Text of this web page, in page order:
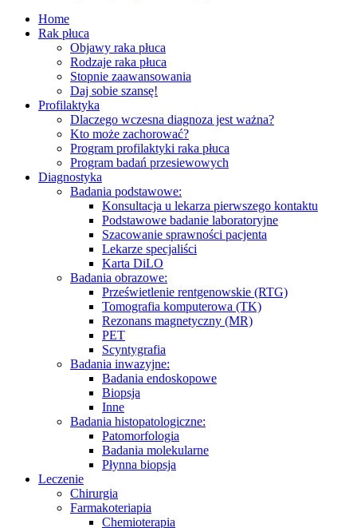
Home
Rak płuca
Objawy raka płuca
Rodzaje raka płuca
Stopnie zaawansowania
Daj sobie szansę!
Profilaktyka
Dlaczego wczesna diagnoza jest ważna?
Kto może zachorować?
Program profilaktyki raka płuca
Program badań przesiewowych
Diagnostyka
Badania podstawowe:
Konsultacja u lekarza pierwszego kontaktu
Podstawowe badanie laboratoryjne
Szacowanie sprawności pacjenta
Lekarze specjaliści
Karta DiLO
Badania obrazowe:
Prześwietlenie rentgenowskie (RTG)
Tomografia komputerowa (TK)
Rezonans magnetyczny (MR)
PET
Scyntygrafia
Badania inwazyjne:
Badania endoskopowe
Biopsja
Inne
Badania histopatologiczne:
Patomorfologia
Badania molekularne
Płynna biopsja
Leczenie
Chirurgia
Farmakoteriapia
Chemioterapia